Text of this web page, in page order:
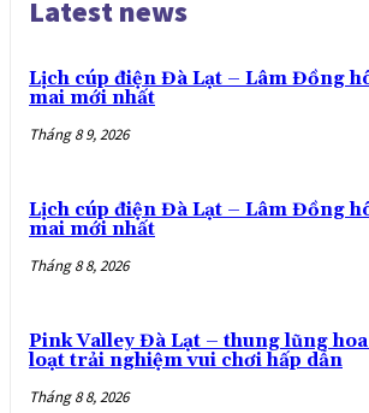
Latest news
Lịch cúp điện Đà Lạt – Lâm Đồng
mai mới nhất
Tháng 8 9, 2026
Lịch cúp điện Đà Lạt – Lâm Đồng
mai mới nhất
Tháng 8 8, 2026
Pink Valley Đà Lạt – thung lũng
loạt trải nghiệm vui chơi hấp dẫn
Tháng 8 8, 2026